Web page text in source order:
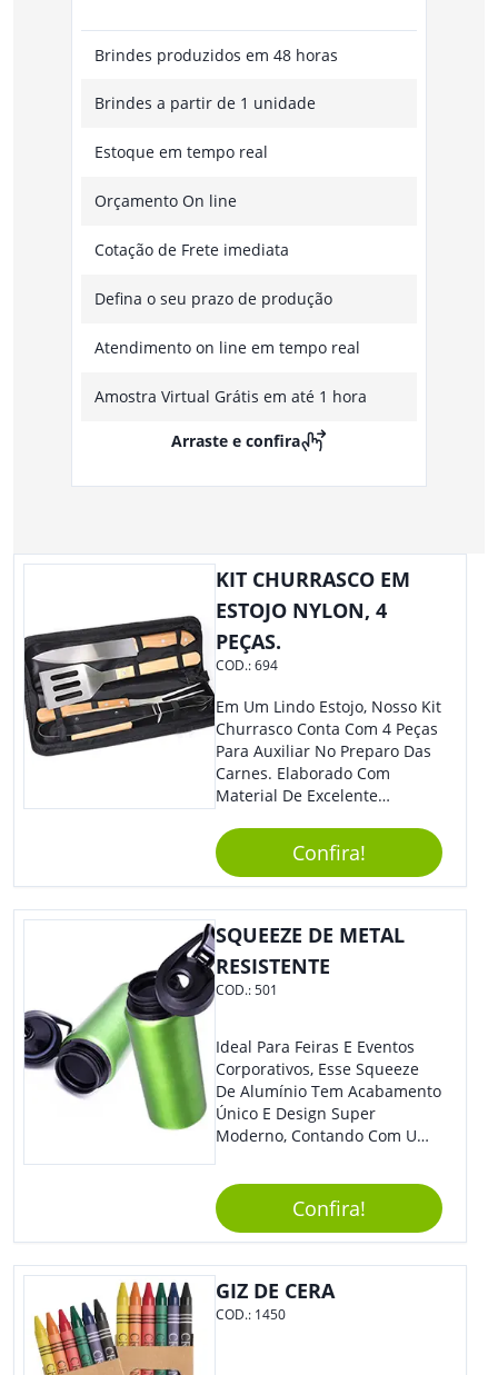
Brindes produzidos em 48 horas
Brindes a partir de 1 unidade
Estoque em tempo real
Orçamento On line
Cotação de Frete imediata
Defina o seu prazo de produção
Atendimento on line em tempo real
Amostra Virtual Grátis em até 1 hora
Arraste e confira
KIT CHURRASCO EM
ESTOJO NYLON, 4
PEÇAS.
COD.:694
Em Um Lindo Estojo, Nosso Kit
Churrasco Conta Com 4 Peças
Para Auxiliar No Preparo Das
Carnes. Elaborado Com
Material De Excelente
Tradicional, Sem Dúvidas É O
Brinde Certo Para Todos Os
Públicos. Personalize-O Com
Sua Marca. Seus Clientes E
Colaboradores Com Certeza
Irão Adorar.
Confira!
SQUEEZE DE METAL
RESISTENTE
COD.:501
Ideal Para Feiras E Eventos
Corporativos, Esse Squeeze
De Alumínio Tem Acabamento
Único E Design Super
Moderno, Contando Com Uma
Permite Vazamentos. Sem
Dúvidas É Um Brinde Prático
Que Levará Sua Marca Com
Muito Estilo, Agradando À
Todos.
Confira!
GIZ DE CERA
COD.: 1450